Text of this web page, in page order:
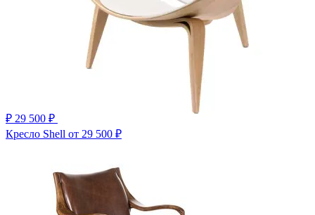
₽ 29 500 ₽
Кресло Shell от 29 500 ₽